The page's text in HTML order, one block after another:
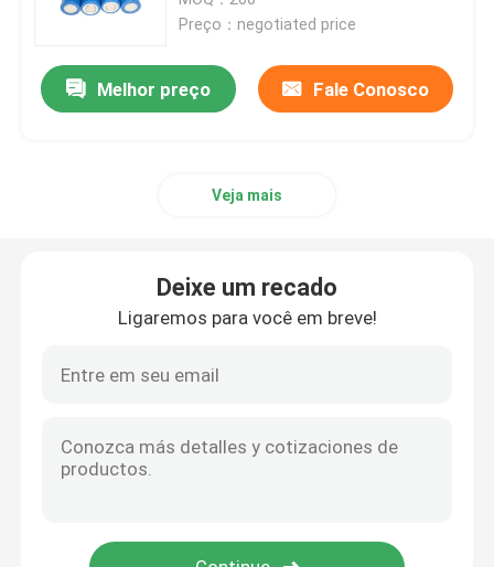
Bateria da energia da casa
bateria pequena do lipo
bloco da bateria de 48V LiFePO4
Preço：negotiated price
Melhor preço Fale Conosco
Veja mais
Deixe um recado
Ligaremos para você em breve!